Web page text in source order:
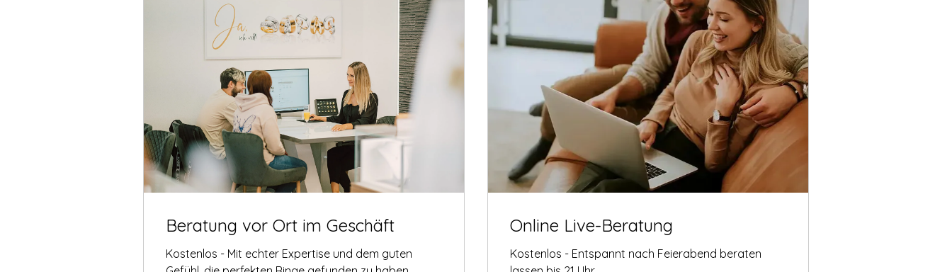
Beratung vor Ort im Geschäft
Kostenlos - Mit echter Expertise und dem guten
Online Live-Beratung
Kostenlos - Entspannt nach Feierabend beraten